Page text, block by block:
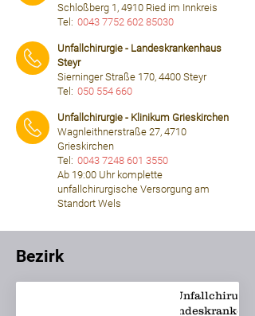
Schloßberg 1, 4910 Ried im Innkreis
Tel: 0043 7752 602 85030
Unfallchirurgie - Landeskrankenhaus
Steyr
Sierninger Straße 170, 4400 Steyr
Tel: 050 554 660
Unfallchirurgie - Klinikum Grieskirchen
Wagnleithnerstraße 27, 4710
Grieskirchen
Tel: 0043 7248 601 3550
Ab 19:00 Uhr komplette
unfallchirurgische Versorgung am
Standort Wels
Bezirk
Unfallchirurgie